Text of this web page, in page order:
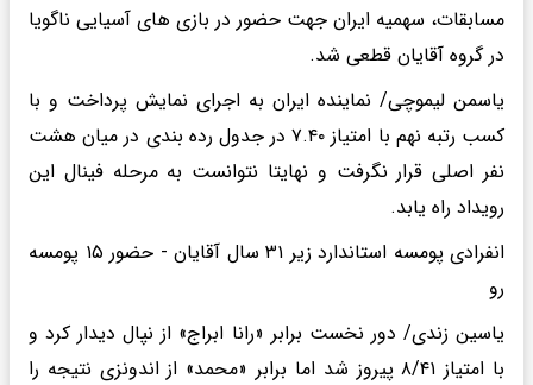
مسابقات، سهمیه ایران جهت حضور در بازی های آسیایی ناگویا
در گروه آقایان قطعی شد.
یاسمن لیموچی/ نماینده ایران به اجرای نمایش پرداخت و با
کسب رتبه نهم با امتیاز ۷.۴۰ در جدول رده بندی در میان هشت
نفر اصلی قرار نگرفت و نهایتا نتوانست به مرحله فینال این
رویداد راه یابد.
انفرادی پومسه استاندارد زیر ۳۱ سال آقایان - حضور ۱۵ پومسه
رو
یاسین زندی/ دور نخست برابر «رانا ابراج» از نپال دیدار کرد و
با امتیاز ۸/۴۱ پیروز شد اما برابر «محمد» از اندونزی نتیجه را